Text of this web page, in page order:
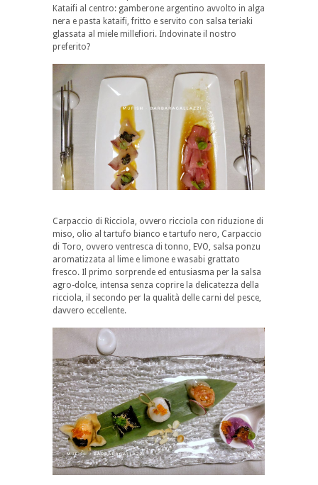
Kataifi al centro: gamberone argentino avvolto in alga
nera e pasta kataifi, fritto e servito con salsa teriaki
glassata al miele millefiori. Indovinate il nostro
preferito?
Carpaccio di Ricciola, ovvero ricciola con riduzione di
miso, olio al tartufo bianco e tartufo nero, Carpaccio
di Toro, ovvero ventresca di tonno, EVO, salsa ponzu
aromatizzata al lime e limone e wasabi grattato
fresco. Il primo sorprende ed entusiasma per la salsa
agro-dolce, intensa senza coprire la delicatezza della
ricciola, il secondo per la qualità delle carni del pesce,
davvero eccellente.